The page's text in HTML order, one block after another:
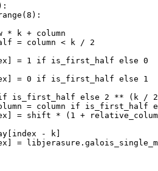
* k + column
= column < k / 2
= 1 if is_first_half else 0
= 0 if is_first_half else 1
is_first_half else 2 ** (k /
= column if is_first_half
= shift * (1 +
- k]
=